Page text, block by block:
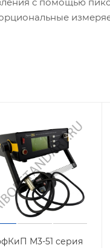
М3-51 серия